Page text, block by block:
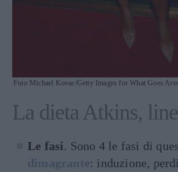
Foto Michael Kovac/Getty Images for What Goes
La dieta Atkins,
Le fasi. Sono 4 le fasi di
dimagrante: induzione,